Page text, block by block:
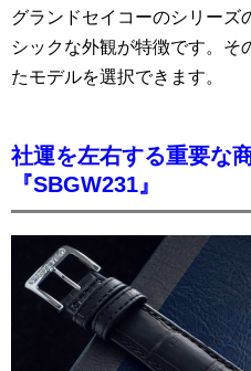
グランドセイコーのシリーズ
シックな外観が特徴です。そ
たモデルを選択できます。
社運を左右する重要な
『SBGW231』